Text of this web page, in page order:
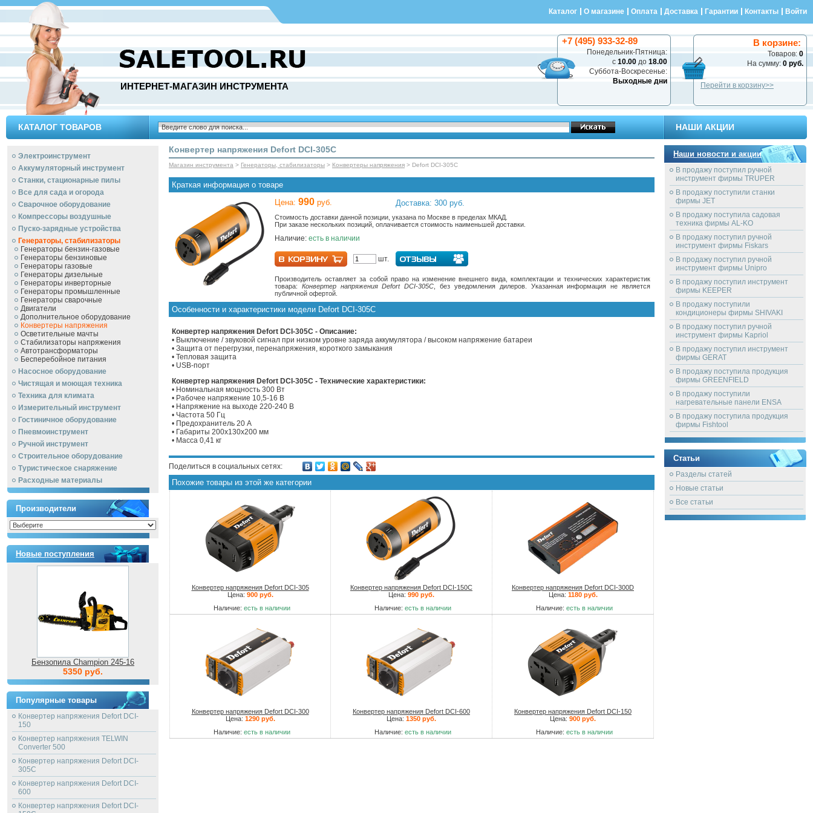
Каталог О магазине Оплата Доставка Гарантии Контакты Войти
ИНТЕРНЕТ-МАГАЗИН ИНСТРУМЕНТА
В корзине:
Товаров: 0
На сумму: 0 руб.
Перейти в корзину>>
+7 (495) 933-32-89
Понедельник-Пятница:
с 10.00 до 18.00
Суббота-Воскресенье:
Выходные дни
КАТАЛОГ ТОВАРОВ НАШИ АКЦИИ
Электроинструмент
Аккумуляторный инструмент
Станки, стационарные пилы
Все для сада и огорода
Сварочное оборудование
Компрессоры воздушные
Пуско-зарядные устройства
Генераторы, стабилизаторы
Генераторы бензин-газовые
Генераторы бензиновые
Генераторы газовые
Генераторы дизельные
Генераторы инверторные
Генераторы промышленные
Генераторы сварочные
Двигатели
Дополнительное оборудование
Конвертеры напряжения
Осветительные мачты
Стабилизаторы напряжения
Автотрансформаторы
Бесперебойное питания
Насосное оборудование
Чистящая и моющая техника
Техника для климата
Измерительный инструмент
Гостиничное оборудование
Пневмоинструмент
Ручной инcтрумент
Строительное оборудование
Туристическое снаряжение
Расходные материалы
Производители
Новые поступления
Бензопила Champion 245-16
5350 руб.
Популярные товары
Конвертер напряжения Defort DCI-
150
Конвертер напряжения TELWIN
Converter 500
Конвертер напряжения Defort DCI-
305C
Конвертер напряжения Defort DCI-
600
Конвертер напряжения Defort DCI-
Конвертер напряжения Defort DCI-305C
Магазин инструмента > Генераторы, стабилизаторы > Конвертеры напряжения > Defort DCI-305C
Краткая информация о товаре
Цена: 990 руб. Доставка: 300 руб.
Стоимость доставки данной позиции, указана по Москве в пределах МКАД.
При заказе нескольких позиций, оплачивается стоимость наименьшей доставки.
Наличие: есть в наличии
шт.
Производитель оставляет за собой право на изменение внешнего вида, комплектации и технических характеристик
товара: Конвертер напряжения Defort DCI-305C , без уведомления дилеров. Указанная информация не является
публичной офертой.
Особенности и характеристики модели Defort DCI-305C
Конвертер напряжения Defort DCI-305C - Описание:
• Выключение / звуковой сигнал при низком уровне заряда аккумулятора / высоком напряжение батареи
• Защита от перегрузки, перенапряжения, короткого замыкания
• Тепловая защита
• USB-порт
Конвертер напряжения Defort DCI-305C - Технические характеристики:
• Номинальная мощность 300 Вт
• Рабочее напряжение 10,5-16 В
• Напряжение на выходе 220-240 В
• Частота 50 Гц
• Предохранитель 20 А
• Габариты 200х130х200 мм
• Масса 0,41 кг
Поделиться в социальных сетях:
Похожие товары из этой же категории
Конвертер напряжения Defort DCI-305
Цена: 900 руб.
Наличие: есть в наличии
Конвертер напряжения Defort DCI-150C
Цена: 990 руб.
Наличие: есть в наличии
Конвертер напряжения Defort DCI-300D
Цена: 1180 руб.
Наличие: есть в наличии
Конвертер напряжения Defort DCI-300
Цена: 1290 руб.
Наличие: есть в наличии
Конвертер напряжения Defort DCI-600
Цена: 1350 руб.
Наличие: есть в наличии
Конвертер напряжения Defort DCI-150
Цена: 900 руб.
Наличие: есть в наличии
Наши новости и акции
В продажу поступил ручной
инструмент фирмы TRUPER
В продажу поступили станки
фирмы JET
В продажу поступила садовая
техника фирмы AL-KO
В продажу поступил ручной
инструмент фирмы Fiskars
В продажу поступил ручной
инструмент фирмы Unipro
В продажу поступил инструмент
фирмы KEEPER
В продажу поступили
кондиционеры фирмы SHIVAKI
В продажу поступил ручной
инструмент фирмы Kapriol
В продажу поступил инструмент
фирмы GERAT
В продажу поступила продукция
фирмы GREENFIELD
В продажу поступили
нагревательные панели ENSA
В продажу поступила продукция
фирмы Fishtool
Статьи
Разделы статей
Новые статьи
Все статьи